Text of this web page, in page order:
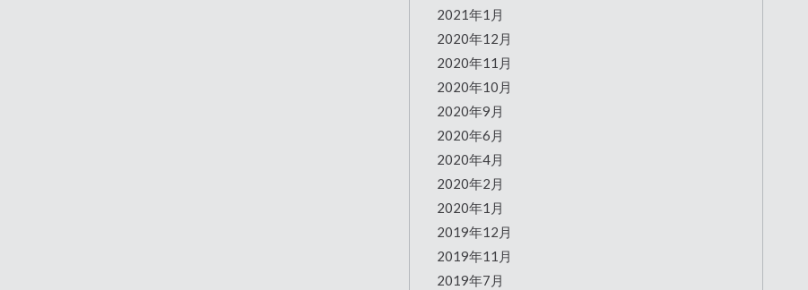
2021年1月
2020年12月
2020年11月
2020年10月
2020年9月
2020年6月
2020年4月
2020年2月
2020年1月
2019年12月
2019年11月
2019年7月